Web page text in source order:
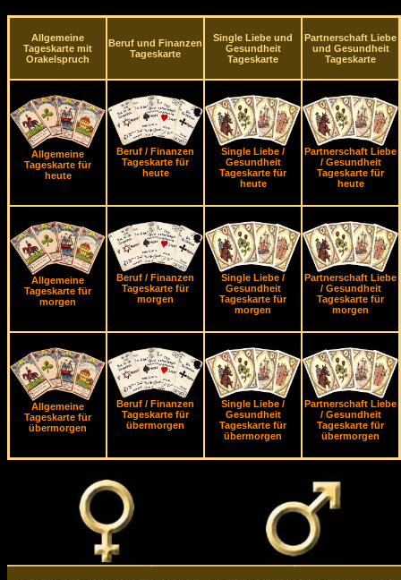
Allgemeine
Tageskarte mit
Orakelspruch
Beruf und Finanzen
Tageskarte
Single Liebe und
Gesundheit
Tageskarte
Partnerschaft Liebe
und Gesundheit
Tageskarte
Allgemeine
Tageskarte für
heute
Beruf / Finanzen
Tageskarte für
heute
Single Liebe /
Gesundheit
Tageskarte für
heute
Partnerschaft Liebe
/ Gesundheit
Tageskarte für
heute
Allgemeine
Tageskarte für
morgen
Beruf / Finanzen
Tageskarte für
morgen
Single Liebe /
Gesundheit
Tageskarte für
morgen
Partnerschaft Liebe
/ Gesundheit
Tageskarte für
morgen
Allgemeine
Tageskarte für
übermorgen
Beruf / Finanzen
Tageskarte für
übermorgen
Single Liebe /
Gesundheit
Tageskarte für
übermorgen
Partnerschaft Liebe
/ Gesundheit
Tageskarte für
übermorgen